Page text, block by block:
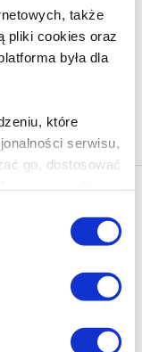
także
pliki cookies oraz
była dla
które
serwisu,
go, dostosować
prawidłowego
takie, które
Na prezent
informacji
biznesowych
określony w